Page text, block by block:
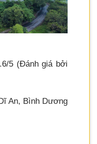
5 (Đánh giá bởi
An, Bình Dương